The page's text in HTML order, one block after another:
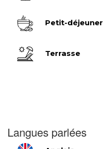
Petit-déjeuner
Terrasse
Langues parlées